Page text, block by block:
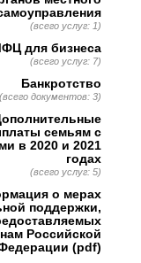
(всего услуг: 1)
для бизнеса
(всего услуг: 7)
Банкротство
(всего документов: 3)
семьям с
в 2020 и 2021
годах
(всего услуг: 5)
о мерах
поддержки,
Российской
(pdf)